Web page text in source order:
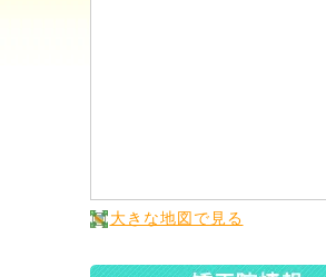
大きな地図で見る